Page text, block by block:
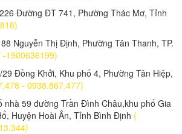
226 Đường ĐT 741, Phường Thác Mơ, Tỉnh
88 Nguyễn Thị Định, Phường Tân Thanh, TP.
-1900636199)
29 Đồng Khởi, Khu phố 4, Phường Tân Hiệp,
- 0938.867.477)
nhà 59 đường Trần Đình Châu,khu phố Gia
Huyện Hoài Ân, Tỉnh Bình Định (